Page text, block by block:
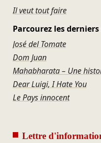
Il veut tout faire
Parcourez les derniers
José del Tomate
Dom Juan
Mahabharata – Une
Dear Luigi, I Hate You
Le Pays innocent
Lettre